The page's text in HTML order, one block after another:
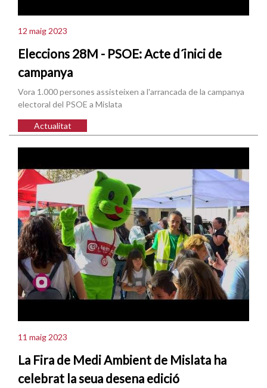
12 maig 2023
Eleccions 28M - PSOE: Acte d´inici de
campanya
Vora 1.000 persones assisteixen a l'arrancada de la campanya
electoral del PSOE a Mislata
Actualitat
11 maig 2023
La Fira de Medi Ambient de Mislata ha
celebrat la seua desena edició